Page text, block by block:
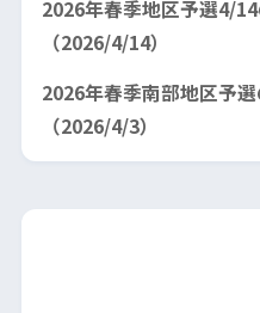
2026年春季地区予選4/
（2026/4/14）
2026年春季南部地区予
（2026/4/3）